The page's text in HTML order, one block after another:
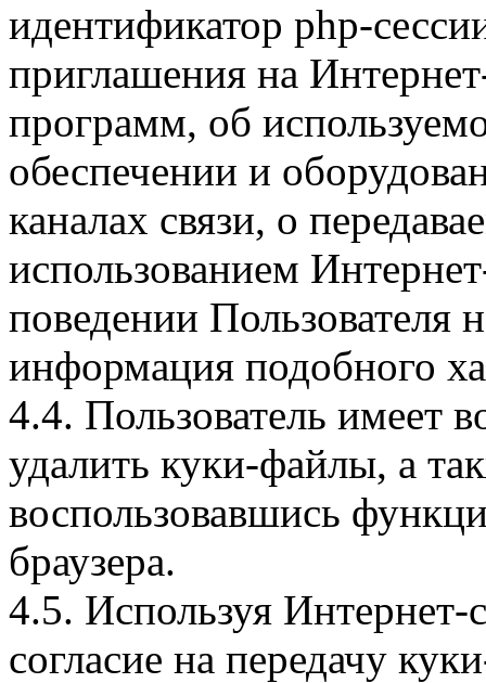
идентификатор php-
приглашения на
программ, об
обеспечении и
каналах связи, о
использованием
поведении Пользователя
информация подобного
4.4. Пользователь имеет
удалить куки-файлы, а
воспользовавшись
браузера.
4.5. Используя Интернет-
согласие на передачу